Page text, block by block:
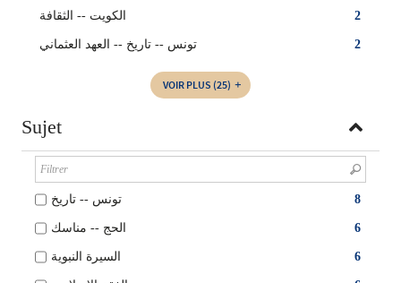
2 الكويت -- الثقافة
2 تونس -- تاريخ -- العهد العثماني
VOIR PLUS (25)
Sujet
8 تونس -- تاريخ
6 الحج -- مناسك
6 السيرة النبوية